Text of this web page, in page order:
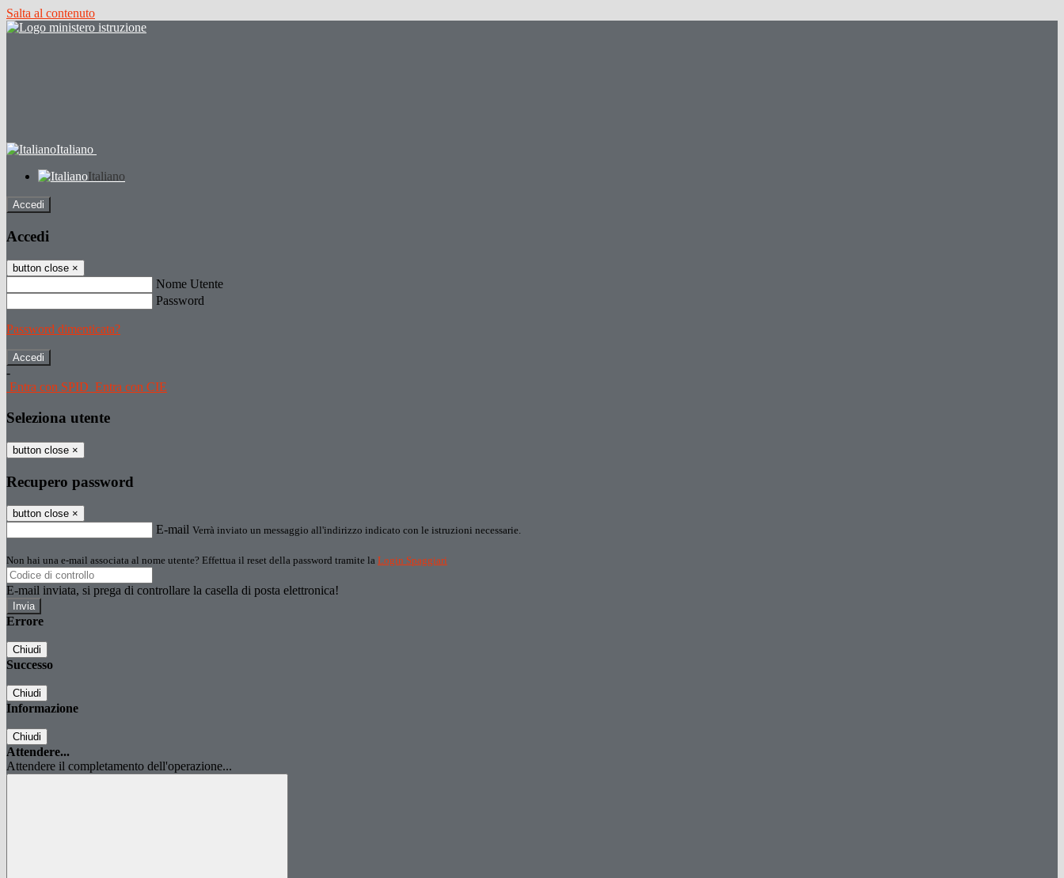
Salta al contenuto
Italiano
Italiano
Accedi
Accedi
button close ×
Nome Utente
Password
Password dimenticata?
-
Entra con SPID Entra con CIE
Seleziona utente
button close ×
Recupero password
button close ×
E-mail Verrà inviato un messaggio all'indirizzo indicato con le istruzioni necessarie.
Non hai una e-mail associata al nome utente? Effettua il reset della password tramite la Login Spaggiari
E-mail inviata, si prega di controllare la casella di posta elettronica!
Errore
Chiudi
Successo
Chiudi
Informazione
Chiudi
Attendere...
Attendere il completamento dell'operazione...